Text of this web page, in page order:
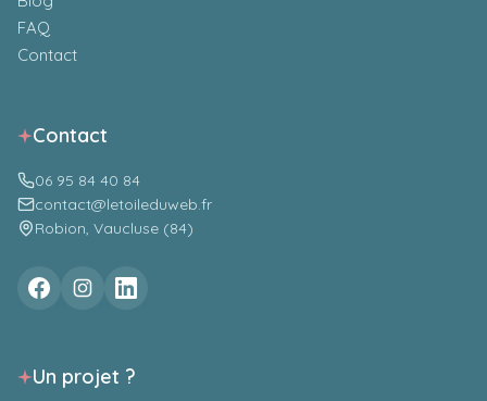
emblématique de la solidarité en France, est conçu
avec WordPress pour présenter ses actions, ses
soutenir la cause en ligne.
FAQ
Contact
Contact
06 95 84 40 84
contact@letoileduweb.fr
Robion, Vaucluse (84)
Un projet ?